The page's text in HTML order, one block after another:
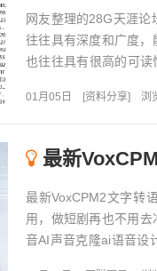
网友整理的28G天涯
往往具有深度和广度
也往往具有很高的可
01月05日 [资料分享] 浏
最新VoxCPM2
最新VoxCPM2文字转
用，做短剧再也不用
音AI声音克隆ai语音设